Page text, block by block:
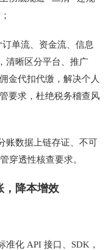
单流、资金流、信息
清晰区分平台、推广
金代扣代缴，解决个人
要求，杜绝税务稽查风
账数据上链存证、不可
穿透性核查要求。
，降本增效
准化 API 接口、SDK，